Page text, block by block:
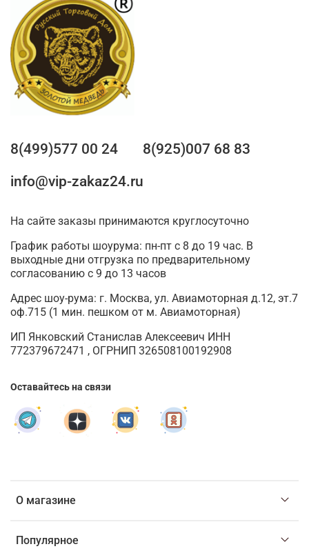
О магазине
Популярное
8(499)577 00 24
8(925)007 68 83
info@vip-zakaz24.ru
На сайте заказы принимаются круглосуточно
График работы шоурума: пн-пт с 8 до 19 час. В
выходные дни отгрузка по предварительному
согласованию с 9 до 13 часов
Адрес шоу-рума: г. Москва, ул. Авиамоторная д.12, эт.7
оф.715 (1 мин. пешком от м. Авиамоторная)
ИП Янковский Станислав Алексеевич ИНН
772379672471 , ОГРНИП 326508100192908
Оставайтесь на связи